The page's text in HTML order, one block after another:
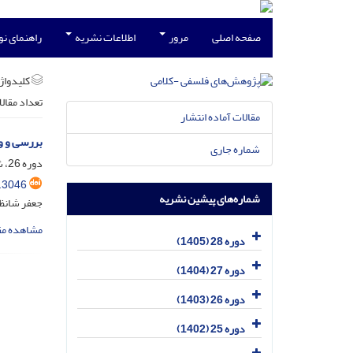
صفحه اصلی مرور اطلاعات نشریه راهنمای
تعداد
بررسی و
دوره 26، شماره 2، تیر 1403، صفحه
جعفر
مشاهده
مقالات آماده انتشار
شماره جاری
شماره‌های پیشین نشریه
دوره 28 (1405)
دوره 27 (1404)
دوره 26 (1403)
دوره 25 (1402)